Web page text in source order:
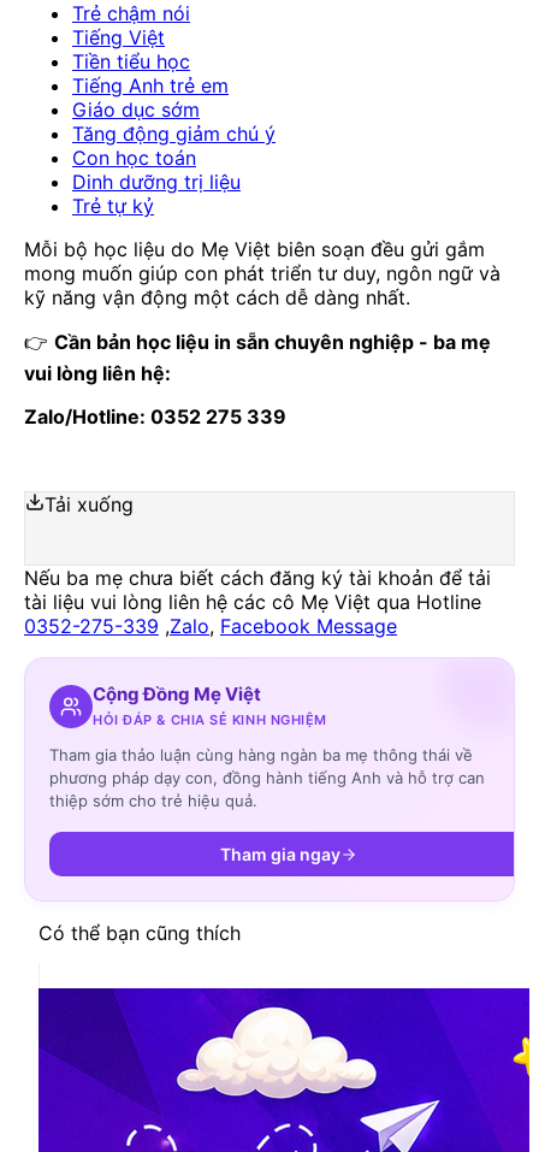
Trẻ chậm nói
Tiếng Việt
Tiền tiểu học
Tiếng Anh trẻ em
Giáo dục sớm
Tăng động giảm chú ý
Con học toán
Dinh dưỡng trị liệu
Trẻ tự kỷ
Mỗi bộ học liệu do Mẹ Việt biên soạn đều gửi gắm
mong muốn giúp con phát triển tư duy, ngôn ngữ và
kỹ năng vận động một cách dễ dàng nhất.
👉 Cần bản học liệu in sẵn chuyên nghiệp - ba mẹ
vui lòng liên hệ:
Zalo/Hotline: 0352 275 339
Tải xuống
Nếu ba mẹ chưa biết cách đăng ký tài khoản để tải
tài liệu vui lòng liên hệ các cô Mẹ Việt qua Hotline
0352-275-339 ,Zalo, Facebook Message
Cộng Đồng Mẹ Việt
HỎI ĐÁP & CHIA SẺ KINH NGHIỆM
Tham gia thảo luận cùng hàng ngàn ba mẹ thông thái về
phương pháp dạy con, đồng hành tiếng Anh và hỗ trợ can
thiệp sớm cho trẻ hiệu quả.
Tham gia ngay
Có thể bạn cũng thích